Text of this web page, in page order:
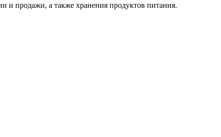
и продажи, а также хранения продуктов питания.